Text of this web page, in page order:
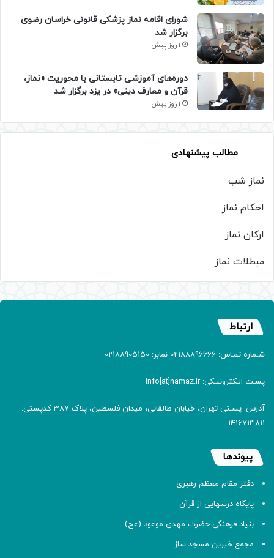
شورای اقامه نماز پزشکی قانونی خراسان رضوی
برگزار شد
1 روز پیش
دوره‌های آموزشی تابستانی با محوریت «نماز،
قرآن و معارف دینی» در یزد برگزار شد
1 روز پیش
مطالب پیشنهادی
نماز شب
احکام نماز
ارکان نماز
مبطلات نماز
ارتباط
شـماره تمـاس: 02188896666 نمابر: 02188905150
پسـت الـکترونیـکی: info[at]namaz.ir
آدرس: پسـتی تهران، خیابان طالقانی، میدان فلسطین، پلاک 387 کدپستی:
۱۴۱۶۷۱۳۸۱۱
پیوندها
دفتر مقام معظم رهبری
پایگاه درسهایی از قرآن
بنیاد فرهنگی حضرت مهدی موعود (عج)
مجمع خیرین مسجد ساز